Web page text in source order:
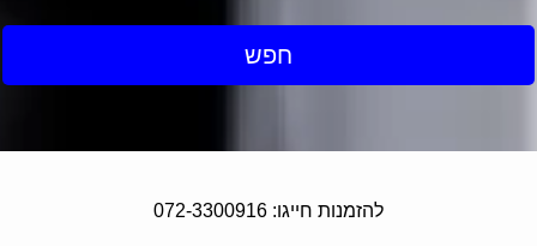
חפש
להזמנות חייגו: 072-3300916